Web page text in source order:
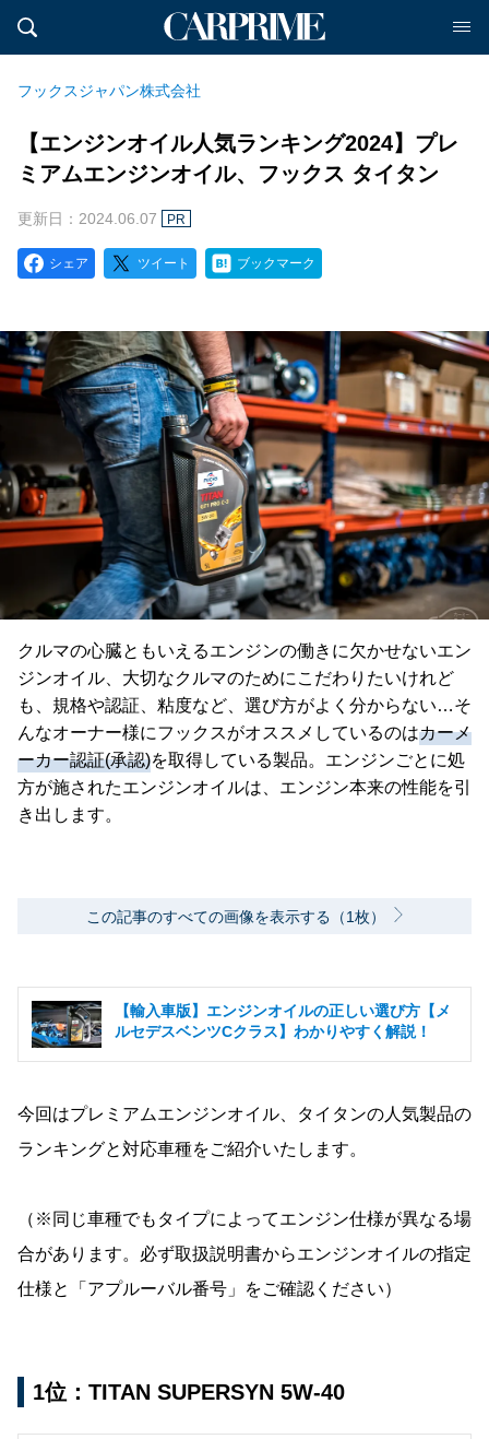
フックスジャパン株式会社
【エンジンオイル人気ランキング2024】プレ
ミアムエンジンオイル、フックス タイタン
更新日：2024.06.07 PR
シェア ツイート ブックマーク
クルマの心臓ともいえるエンジンの働きに欠かせないエン
ジンオイル、大切なクルマのためにこだわりたいけれど
も、規格や認証、粘度など、選び方がよく分からない…そ
んなオーナー様にフックスがオススメしているのはカーメ
ーカー認証(承認)を取得している製品。エンジンごとに処
方が施されたエンジンオイルは、エンジン本来の性能を引
き出します。
この記事のすべての画像を表示する（1枚）
【輸入車版】エンジンオイルの正しい選び方【メ
ルセデスベンツCクラス】わかりやすく解説！
今回はプレミアムエンジンオイル、タイタンの人気製品の
ランキングと対応車種をご紹介いたします。
（※同じ車種でもタイプによってエンジン仕様が異なる場
合があります。必ず取扱説明書からエンジンオイルの指定
仕様と「アプルーバル番号」をご確認ください）
1位：TITAN SUPERSYN 5W-40